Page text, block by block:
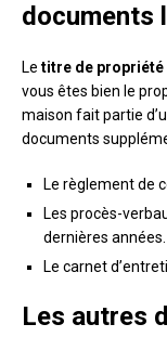
documents
Le titre de propriété
vous êtes bien le
maison fait partie
documents
Le règlement de
Les procès-
dernières années.
Le carnet
Les autres